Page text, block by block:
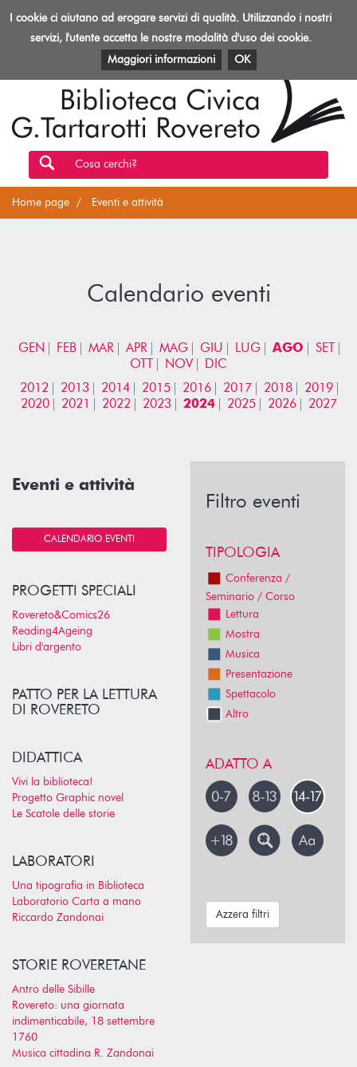
Toggle
Biblioteca
Rovereto
EVENTI E ATTIVITÀ PATRIMONIO E RISORSE
Cosa cerchi?
Home page Eventi e attività
Calendario eventi
GEN FEB MAR APR MAG GIU LUG AGO
SET
OTT
NOV
DIC
2012
2013 2014 2015 2016 2017 2018
2019
2020
2021 2022 2023 2024 2025 2026 2027
Eventi e attività
CALENDARIO EVENTI
PROGETTI SPECIALI
Rovereto&Comics26
Reading4Ageing
Libri d'argento
PATTO PER LA LETTURA
DI ROVERETO
DIDATTICA
Vivi la biblioteca!
Progetto Graphic novel
Le Scatole delle storie
LABORATORI
Una tipografia in Biblioteca
Laboratorio Carta a mano
Riccardo Zandonai
STORIE ROVERETANE
Antro delle Sibille
Rovereto: una giornata
indimenticabile, 18 settembre
1760
Musica cittadina R. Zandonai
Filtro eventi
TIPOLOGIA
Conferenza /
Seminario / Corso
Lettura
Mostra
Musica
Presentazione
Spettacolo
Altro
ADATTO A
Azzera filtri
I cookie ci aiutano ad erogare servizi di qualità. Utilizzando i nostri
servizi, l'utente accetta le nostre modalità d'uso dei cookie.
Maggiori informazioni
OK